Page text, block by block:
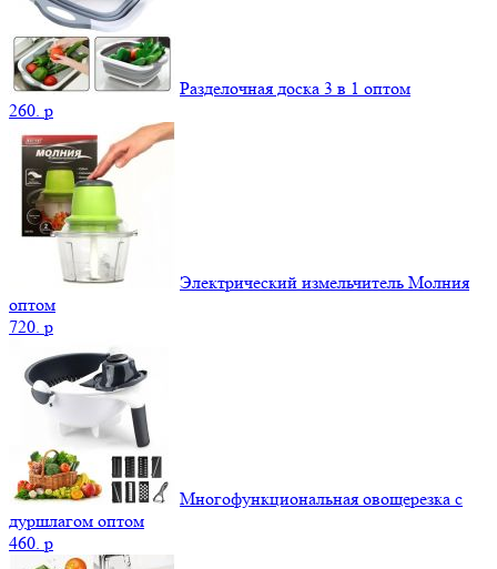
Разделочная доска 3 в 1 оптом
260. p
Электрический измельчитель Молния
оптом
720. p
Многофункциональная овощерезка с
дуршлагом оптом
460. p